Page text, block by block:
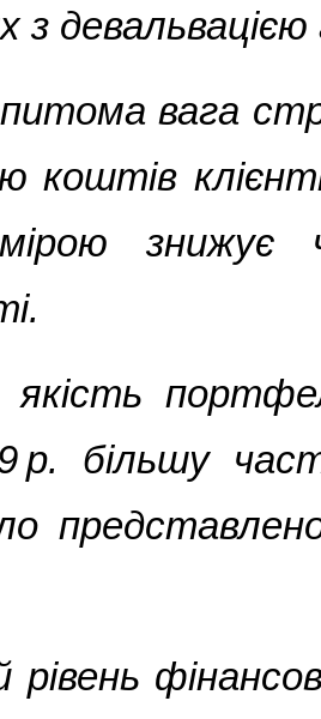
з девальвацією
вага
коштів
знижує
.
якість
р. більшу
рівень